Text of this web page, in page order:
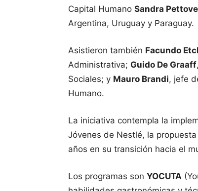
Capital Humano Sandra
Argentina, Uruguay y Paraguay.
Asistieron también Facundo
Administrativa; Guido De Graaff
Sociales; y Mauro Brandi, jefe
Humano.
La iniciativa contempla la
Jóvenes de Nestlé, la
años en su transición hacia el
Los programas son YOCUTA